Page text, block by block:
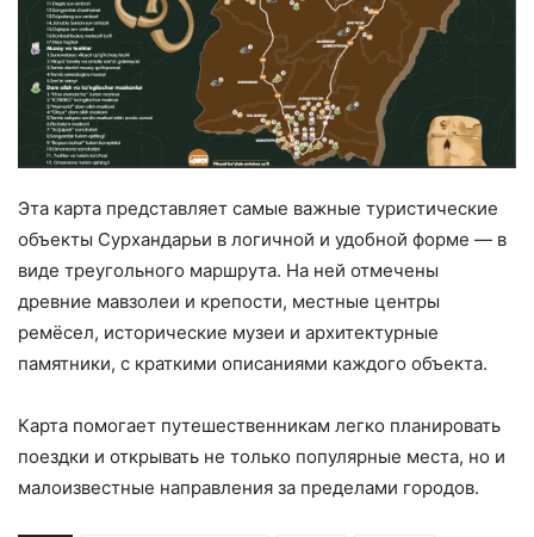
Эта карта представляет самые важные туристические
объекты Сурхандарьи в логичной и удобной форме — в
виде треугольного маршрута. На ней отмечены
древние мавзолеи и крепости, местные центры
ремёсел, исторические музеи и архитектурные
памятники, с краткими описаниями каждого объекта.
Карта помогает путешественникам легко планировать
поездки и открывать не только популярные места, но и
малоизвестные направления за пределами городов.